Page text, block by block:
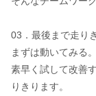
03．最後まで走り
まずは動いてみる。
素早く試して改善
りきります。